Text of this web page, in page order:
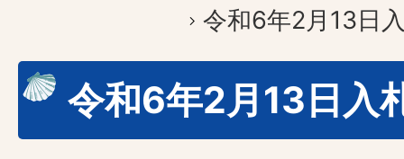
令和6年2月13日
令和6年2月13日入